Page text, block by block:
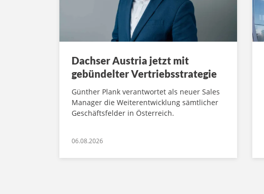
Dachser Austria jetzt mit
gebündelter Vertriebsstrategie
Günther Plank verantwortet als neuer Sales
Manager die Weiterentwicklung sämtlicher
Geschäftsfelder in Österreich.
06.08.2026